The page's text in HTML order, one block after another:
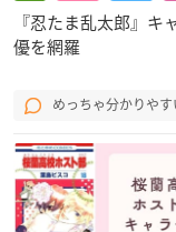
『忍たま乱太郎』
優を網羅
めっちゃ分かりや